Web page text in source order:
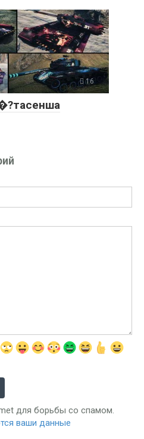
16
для борьбы со спамом.
ваши данные